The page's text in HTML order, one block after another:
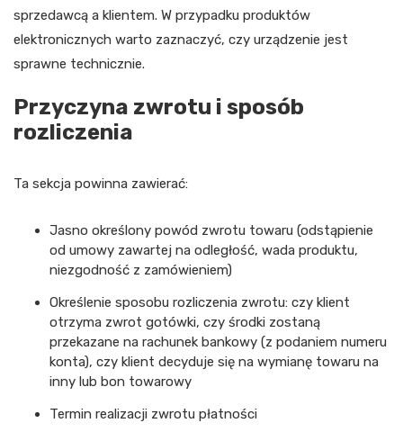
sprzedawcą a klientem. W przypadku produktów
elektronicznych warto zaznaczyć, czy urządzenie jest
sprawne technicznie.
Przyczyna zwrotu i sposób
rozliczenia
Ta sekcja powinna zawierać:
Jasno określony powód zwrotu towaru (odstąpienie
od umowy zawartej na odległość, wada produktu,
niezgodność z zamówieniem)
Określenie sposobu rozliczenia zwrotu: czy klient
otrzyma zwrot gotówki, czy środki zostaną
przekazane na rachunek bankowy (z podaniem numeru
konta), czy klient decyduje się na wymianę towaru na
inny lub bon towarowy
Termin realizacji zwrotu płatności